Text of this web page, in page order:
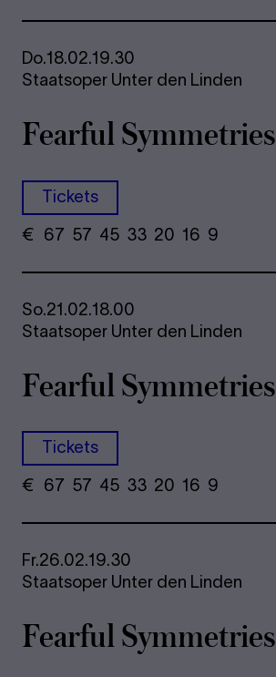
Do.18.02.19.30
Staatsoper Unter den Linden
Fearful Symmetries
Tickets
€ ​ 67 57 45​ 33 20 16​ 9
So.21.02.18.00
Staatsoper Unter den Linden
Fearful Symmetries
Tickets
€ ​ 67 57 45​ 33 20 16​ 9
Fr.26.02.19.30
Staatsoper Unter den Linden
Fearful Symmetries